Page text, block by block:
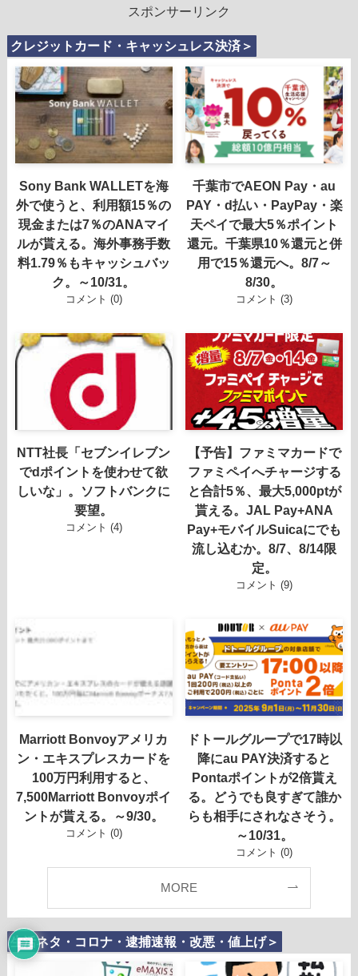
スポンサーリンク
クレジットカード・キャッシュレス決済＞
Sony Bank WALLETを海
外で使うと、利用額15％の
現金または7％のANAマイ
ルが貰える。海外事務手数
料1.79％もキャッシュバッ
ク。～10/31。
コメント (0)
千葉市でAEON Pay・au
PAY・d払い・PayPay・楽
天ペイで最大5％ポイント
還元。千葉県10％還元と併
用で15％還元へ。8/7～
8/30。
コメント (3)
NTT社長「セブンイレブン
でdポイントを使わせて欲
しいな」。ソフトバンクに
要望。
コメント (4)
【予告】ファミマカードで
ファミペイへチャージする
と合計5％、最大5,000ptが
貰える。JAL Pay+ANA
Pay+モバイルSuicaにでも
流し込むか。8/7、8/14限
定。
コメント (9)
Marriott Bonvoyアメリカ
ン・エキスプレスカードを
100万円利用すると、
7,500Marriott Bonvoyポイ
ントが貰える。～9/30。
コメント (0)
ドトールグループで17時以
降にau PAY決済すると
Pontaポイントが2倍貰え
る。どうでも良すぎて誰か
らも相手にされなさそう。
～10/31。
コメント (0)
MORE
生活ネタ・コロナ・逮捕速報・改悪・値上げ＞